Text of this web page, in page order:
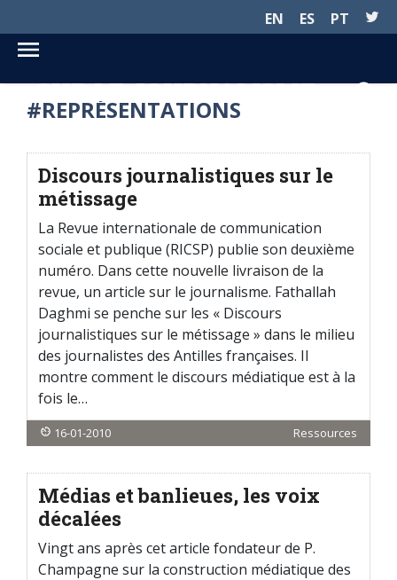
EN ES PT
SUR LE JOURNALISME...
#REPRÉSENTATIONS
Discours journalistiques sur le
métissage
La Revue internationale de communication
sociale et publique (RICSP) publie son deuxième
numéro. Dans cette nouvelle livraison de la
revue, un article sur le journalisme. Fathallah
Daghmi se penche sur les « Discours
journalistiques sur le métissage » dans le milieu
des journalistes des Antilles françaises. Il
montre comment le discours médiatique est à la
fois le…
16-01-2010 Ressources
Médias et banlieues, les voix
décalées
Vingt ans après cet article fondateur de P.
Champagne sur la construction médiatique des